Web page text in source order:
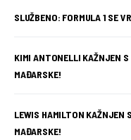
SLUŽBENO: FORMULA 1 SE
KIMI ANTONELLI KAŽNJEN
MAĐARSKE!
LEWIS HAMILTON KAŽNJEN
MAĐARSKE!